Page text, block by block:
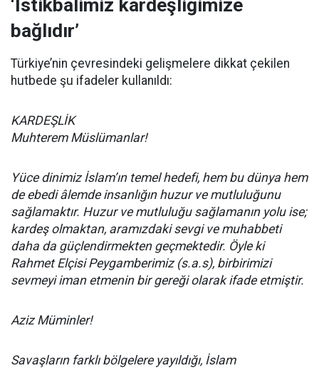
‘İstikbalimiz kardeşliğimize
bağlıdır’
Türkiye’nin çevresindeki gelişmelere dikkat çekilen
hutbede şu ifadeler kullanıldı:
KARDEŞLİK
Muhterem Müslümanlar!
Yüce dinimiz İslam’ın temel hedefi, hem bu dünya hem
de ebedi âlemde insanlığın huzur ve mutluluğunu
sağlamaktır. Huzur ve mutluluğu sağlamanın yolu ise;
kardeş olmaktan, aramızdaki sevgi ve muhabbeti
daha da güçlendirmekten geçmektedir. Öyle ki
Rahmet Elçisi Peygamberimiz (s.a.s), birbirimizi
sevmeyi iman etmenin bir gereği olarak ifade etmiştir.
Aziz Müminler!
Savaşların farklı bölgelere yayıldığı, İslam